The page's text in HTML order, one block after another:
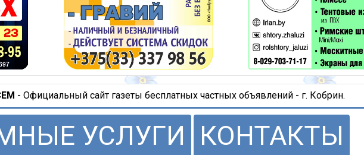
- Официальный сайт газеты бесплатных частных объявлений - г. Кобрин.
УСЛУГИ КОНТАКТЫ